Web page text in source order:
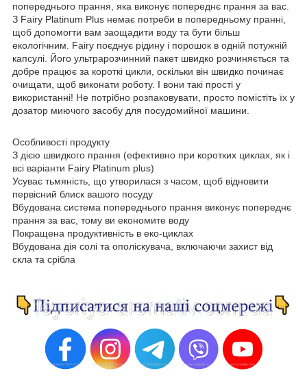
попереднього прання, яка виконує попереднє прання за вас.
З Fairy Platinum Plus немає потреби в попередньому пранні,
щоб допомогти вам заощадити воду та бути більш
екологічним. Fairy поєднує рідину і порошок в одній потужній
капсулі. Його ультрарозчинний пакет швидко розчиняється та
добре працює за короткі цикли, оскільки він швидко починає
очищати, щоб виконати роботу. І вони такі прості у
використанні! Не потрібно розпаковувати, просто помістіть їх у
дозатор миючого засобу для посудомийної машини.
Особливості продукту
З дією швидкого прання (ефективно при коротких циклах, як і
всі варіанти Fairy Platinum plus)
Усуває тьмяність, що утворилася з часом, щоб відновити
первісний блиск вашого посуду
Вбудована система попереднього прання виконує попереднє
прання за вас, тому ви економите воду
Покращена продуктивність в еко-циклах
Вбудована дія солі та ополіскувача, включаючи захист від
скла та срібла